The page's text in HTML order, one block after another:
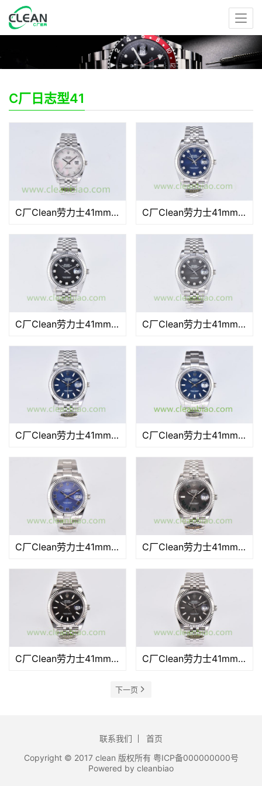
C厂日志型41
C厂Clean劳力士41mm日志型m126334-0020莫桑石贝母面「3235机芯」 C厂Clean劳力士41mm日志型m126334-0016莫桑石蓝面「3235机芯」
C厂Clean劳力士41mm日志型m126334-0006莫桑石黑面「3235机芯」 C厂Clean劳力士41mm日志型m126334-0006莫桑石灰面「3235机芯」
C厂Clean劳力士41mm日志型m126334-0032格子蓝面「3235机芯」 C厂Clean劳力士41mm日志型m126334-0031格子蓝「3235机芯」
C厂Clean劳力士41mm日志型m126334-0026罗马蓝盘「3235机芯」 C厂Clean劳力士41mm日志型m126334-0004绿萝「3235机芯」
C厂Clean劳力士41mm日志型m126334-0018黑面「3235机芯」 C厂Clean劳力士41mm日志型m126334-0014灰面「3235机芯」
下一页
联系我们
首页
Copyright © 2017 clean 版权所有 粤ICP备000000000号
Powered by cleanbiao